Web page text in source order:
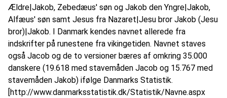
Ældre|Jakob, Zebedæus' søn og Jakob den Yngre|Jakob,
Alfæus' søn samt Jesus fra Nazaret|Jesu bror Jakob (Jesu
bror)|Jakob. I Danmark kendes navnet allerede fra
indskrifter på runestene fra vikingetiden. Navnet staves
også Jacob og de to versioner bæres af omkring 35.000
danskere (19.618 med stavemåden Jacob og 15.767 med
stavemåden Jakob) ifølge Danmarks Statistik.
[http://www.danmarksstatistik.dk/Statistik/Navne.aspx